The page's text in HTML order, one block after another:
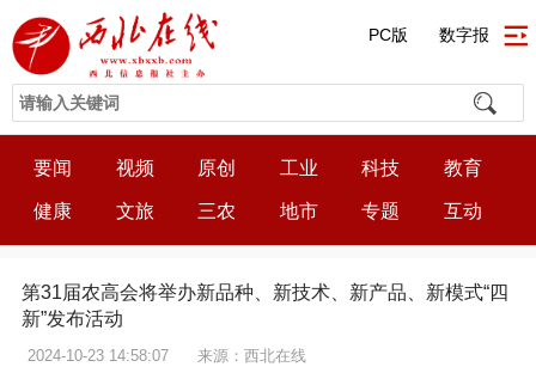
PC版 数字报
要闻 视频 原创 工业 科技 教育
健康 文旅 三农 地市 专题 互动
第31届农高会将举办新品种、新技术、新产品、新模式“四
新”发布活动
2024-10-23 14:58:07 来源：西北在线